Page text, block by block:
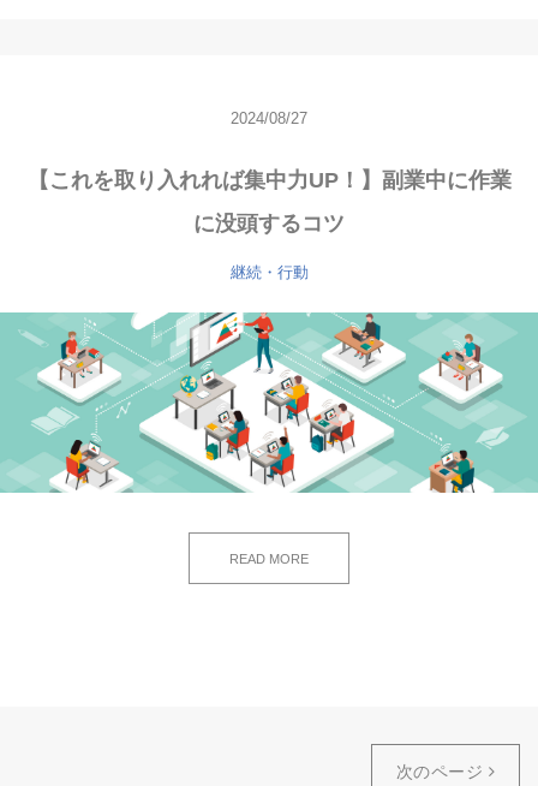
2024/08/27
【これを取り入れれば集中力UP！】副業中に作業
に没頭するコツ
継続・行動
READ MORE
次のページ